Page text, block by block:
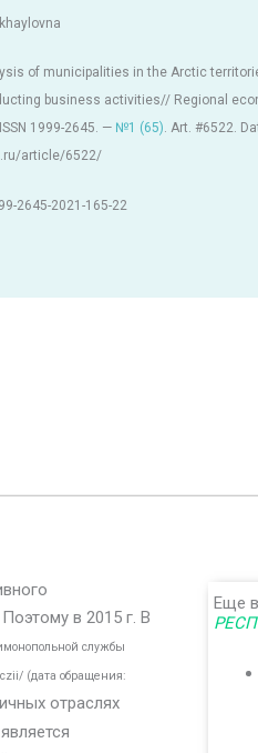
of municipalities in the Arctic
business activities// Regional
1999-2645. — №1 (65). Art. #6522.
article/6522/
2645-2021-165-22
в 2015 г. В
службы
(дата обращения:
отраслях
Еще